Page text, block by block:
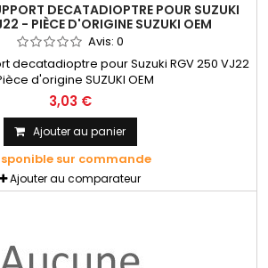
DECATADIOPTRE POUR SUZUKI
- PIÈCE D'ORIGINE SUZUKI OEM
Avis: 0
decatadioptre pour Suzuki RGV 250 VJ22
d'origine SUZUKI OEM
3,03 €
Ajouter au panier
sur commande
Ajouter au comparateur